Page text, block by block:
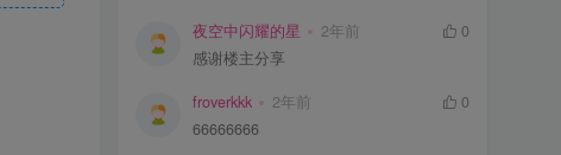
夜空中闪耀的星 2年前
0
感谢楼主分享
froverkkk 2年前
0
66666666